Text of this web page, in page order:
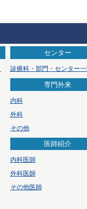
センター
診療科・部門・センター
専門外来
内科
外科
その他
医師紹介
内科医師
外科医師
その他医師